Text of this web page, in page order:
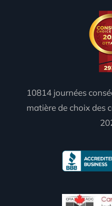
10814 journées
matière de choix des